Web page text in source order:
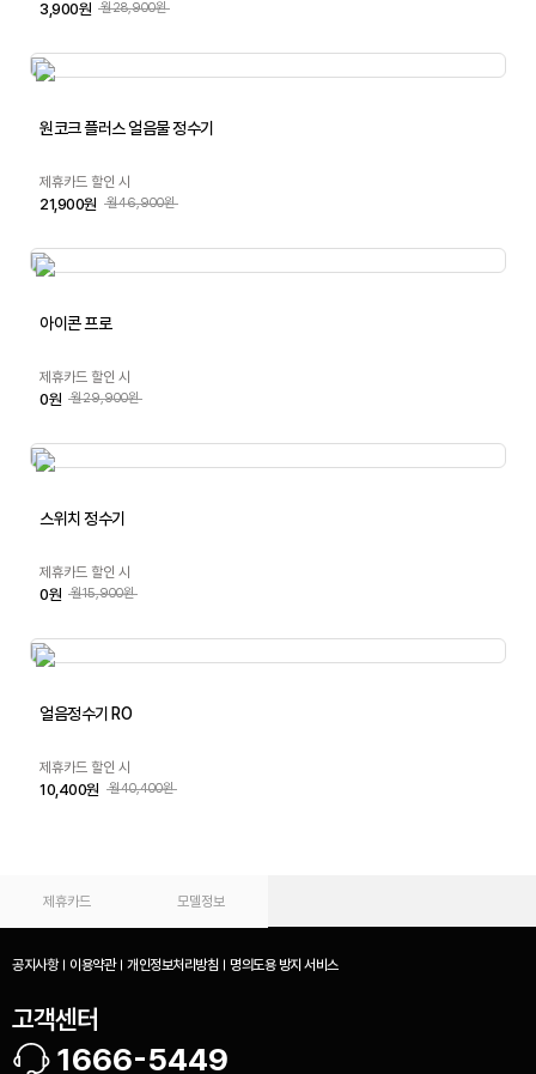
3,900원 월28,900원
원코크 플러스 얼음물 정수기
제휴카드 할인 시
21,900원 월46,900원
아이콘 프로
제휴카드 할인 시
0원 월29,900원
스위치 정수기
제휴카드 할인 시
0원 월15,900원
얼음정수기 RO
제휴카드 할인 시
10,400원 월40,400원
제휴카드 모델정보
공지사항 이용약관 개인정보처리방침 명의도용 방지 서비스
고객센터
1666-5449